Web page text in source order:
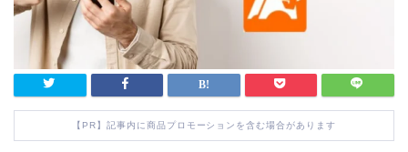
【PR】記事内に商品プロモーションを含む場合があります